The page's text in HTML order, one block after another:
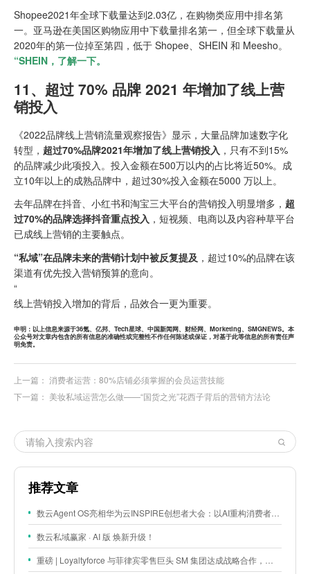
Shopee2021年全球下载量达到2.03亿，在购物类应用中排名第
一。亚马逊在美国区购物应用中下载量排名第一，但全球下载量从
2020年的第一位掉至第四，低于 Shopee、SHEIN 和 Meesho。
“SHEIN，了解一下。
11、超过 70% 品牌 2021 年增加了线上营
销投入
《2022品牌线上营销流量观察报告》显示，大量品牌加速数字化
转型， 超过70%品牌2021年增加了线上营销投入 ，只有不到15%
的品牌减少此项投入。投入金额在500万以内的占比将近50%。成
立10年以上的成熟品牌中，超过30%投入金额在5000 万以上。
去年品牌在抖音、小红书和淘宝三大平台的营销投入明显增多， 超
过70%的品牌选择抖音重点投入 ，短视频、电商以及内容种草平台
已成线上营销的主要触点。
“私域”在品牌未来的营销计划中被反复提及 ，超过10%的品牌在该
渠道有优先投入营销预算的意向。
“
线上营销投入增加的背后，品效合一更为重要。
申明：以上信息来源于36氪、亿邦、Tech星球、中国新闻网、财经网、Morketing、SMGNEWS。本
公众号对文章内包含的所有信息的准确性或完整性不作任何陈述或保证，对基于此等信息的所有责任声
明免责。
上一篇： 消费者运营：80%店铺必须掌握的会员运营技能
下一篇： 美妆私域运营怎么做——“国货之光”花西子背后的营销方法论
推荐文章
数云Agent OS亮相华为云INSPIRE创想者大会：以AI重构消费者运营与零售营销新范式
数云私域赢家 · AI 版 焕新升级！
重磅 | Loyaltyforce 与菲律宾零售巨头 SM 集团达成战略合作，携手开启 SMAC 会员数智化运营新征程